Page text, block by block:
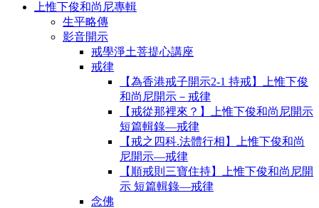
上惟下俊和尚尼專輯
生平略傳
影音開示
戒學淨土菩提心講座
戒律
【為香港戒子開示2-1 持戒】上惟下俊
和尚尼開示－戒律
【戒從那裡來？】上惟下俊和尚尼開示
短篇輯錄—戒律
【戒之四科.法體行相】上惟下俊和尚
尼開示—戒律
【順戒則三寶住持】上惟下俊和尚尼開
示 短篇輯錄—戒律
念佛